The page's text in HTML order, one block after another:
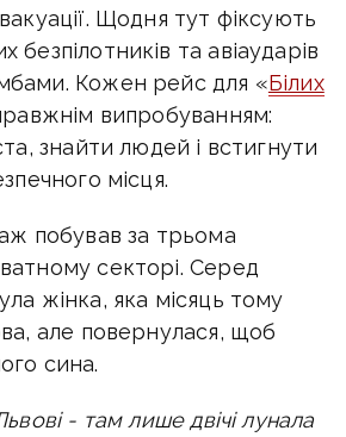
Щодня тут фіксують
та авіаударів
Кожен рейс для «Білих
випробуванням:
знайти людей і встигнути
місця.
побував за трьома
секторі. Серед
жінка, яка місяць тому
але повернулася, щоб
сина.
- там лише двічі лунала